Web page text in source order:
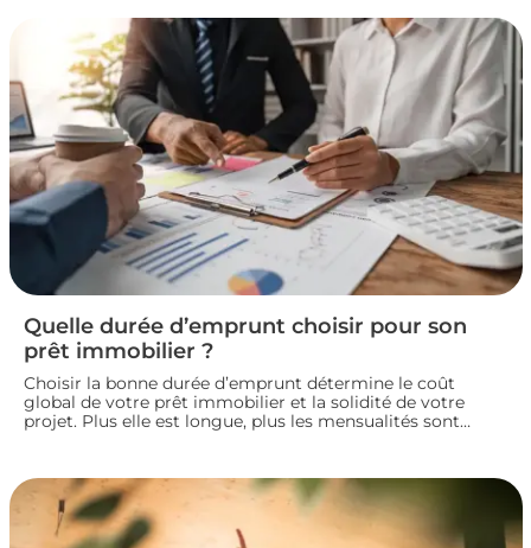
et droit de rétractation, analysons le fonctionnement réel
de cette étape clé d’une transaction immobilière.
Quelle durée d’emprunt choisir pour son
prêt immobilier ?
Choisir la bonne durée d’emprunt détermine le coût
global de votre prêt immobilier et la solidité de votre
projet. Plus elle est longue, plus les mensualités sont
confortables. Voici comment trouver la durée idéale pour
votre situation financière.